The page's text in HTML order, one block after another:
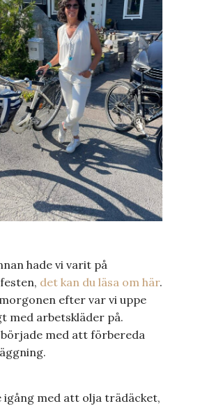
hade vi varit på
det kan du läsa om här.
efter var vi uppe
med arbetskläder på.
med att förbereda
igång med att olja trädäcket,